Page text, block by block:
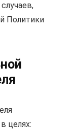
Политики
целях: